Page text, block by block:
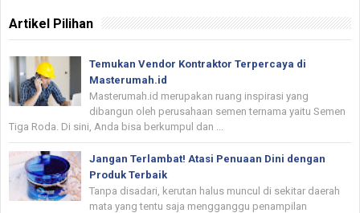
Artikel Pilihan
Temukan Vendor Kontraktor Terpercaya di
Masterumah.id
Masterumah.id merupakan ruang inspirasi yang
dibangun oleh perusahaan semen ternama yaitu Semen
Tiga Roda. Di sini, Anda bisa berkumpul dan ...
Jangan Terlambat! Atasi Penuaan Dini dengan
Produk Terbaik
Tanpa disadari, kerutan halus muncul di sekitar daerah
mata yang tentu saja mengganggu penampilan